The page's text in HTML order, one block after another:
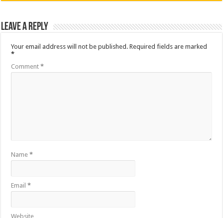
Leave a Reply
Your email address will not be published. Required fields are marked
*
Comment*
Name*
Email*
Website